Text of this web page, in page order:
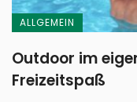
ALLGEMEIN
Outdoor im
Freizeitspaß